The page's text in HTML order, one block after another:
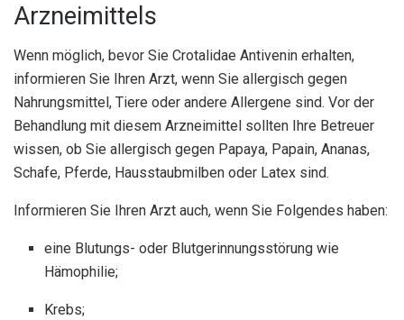
Arzneimittels
Wenn möglich, bevor Sie Crotalidae Antivenin erhalten,
informieren Sie Ihren Arzt, wenn Sie allergisch gegen
Nahrungsmittel, Tiere oder andere Allergene sind. Vor der
Behandlung mit diesem Arzneimittel sollten Ihre Betreuer
wissen, ob Sie allergisch gegen Papaya, Papain, Ananas,
Schafe, Pferde, Hausstaubmilben oder Latex sind.
Informieren Sie Ihren Arzt auch, wenn Sie Folgendes haben:
eine Blutungs- oder Blutgerinnungsstörung wie
Hämophilie;
Krebs;